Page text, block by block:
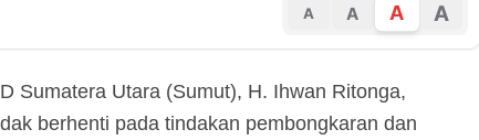
A A A A
Sumatera Utara (Sumut), H. Ihwan Ritonga,
berhenti pada tindakan pembongkaran dan